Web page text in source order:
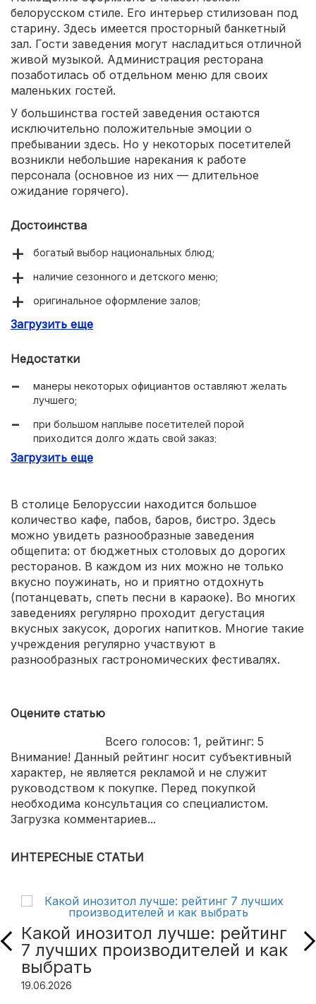
белорусском стиле. Его интерьер стилизован под
старину. Здесь имеется просторный банкетный
зал. Гости заведения могут насладиться отличной
живой музыкой. Администрация ресторана
позаботилась об отдельном меню для своих
маленьких гостей.
У большинства гостей заведения остаются
исключительно положительные эмоции о
пребывании здесь. Но у некоторых посетителей
возникли небольшие нарекания к работе
персонала (основное из них — длительное
ожидание горячего).
Достоинства
богатый выбор национальных блюд;
наличие сезонного и детского меню;
оригинальное оформление залов;
спокойная, приятная обстановка.
Загрузить еще
Недостатки
манеры некоторых официантов оставляют желать
лучшего;
при большом наплыве посетителей порой
приходится долго ждать свой заказ;
некоторые из блюд очень дорогие.
Загрузить еще
В столице Белоруссии находится большое
количество кафе, пабов, баров, бистро. Здесь
можно увидеть разнообразные заведения
общепита: от бюджетных столовых до дорогих
ресторанов. В каждом из них можно не только
вкусно поужинать, но и приятно отдохнуть
(потанцевать, спеть песни в караоке). Во многих
заведениях регулярно проходит дегустация
вкусных закусок, дорогих напитков. Многие такие
учреждения регулярно участвуют в
разнообразных гастрономических фестивалях.
Оцените статью
Всего голосов: 1, рейтинг: 5
Внимание! Данный рейтинг носит субъективный
характер, не является рекламой и не служит
руководством к покупке. Перед покупкой
необходима консультация со специалистом.
Загрузка комментариев...
ИНТЕРЕСНЫЕ СТАТЬИ
Какой инозитол лучше: рейтинг
7 лучших производителей и как
выбрать
19.06.2026